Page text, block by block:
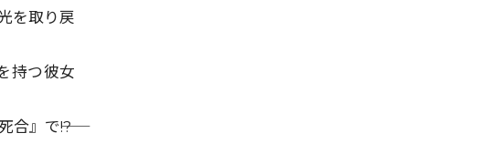
を取り戻
持つ彼女
』で――!?